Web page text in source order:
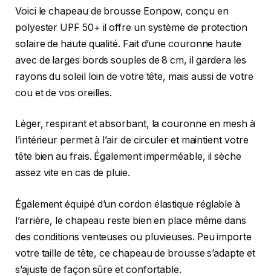
Voici le chapeau de brousse Eonpow, conçu en
polyester UPF 50+ il offre un système de protection
solaire de haute qualité. Fait d’une couronne haute
avec de larges bords souples de 8 cm, il gardera les
rayons du soleil loin de votre tête, mais aussi de votre
cou et de vos oreilles.
Léger, respirant et absorbant, la couronne en mesh à
l’intérieur permet à l’air de circuler et maintient votre
tête bien au frais. Également imperméable, il sèche
assez vite en cas de pluie.
Également équipé d’un cordon élastique réglable à
l’arrière, le chapeau reste bien en place même dans
des conditions venteuses ou pluvieuses. Peu importe
votre taille de tête, ce chapeau de brousse s’adapte et
s’ajuste de façon sûre et confortable.